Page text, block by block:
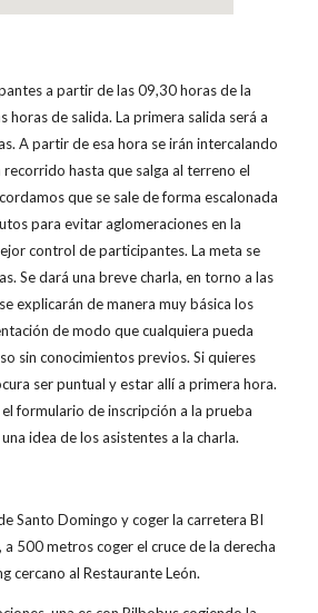
a partir de las 09,30 horas de la
horas de salida. La primera salida será a
A partir de esa hora se irán intercalando
hasta que salga al terreno el
que se sale de forma escalonada
para evitar aglomeraciones en la
control de participantes. La meta se
Se dará una breve charla, en torno a las
explicarán de manera muy básica los
de modo que cualquiera pueda
sin conocimientos previos. Si quieres
ser puntual y estar allí a primera hora.
formulario de inscripción a la prueba
idea de los asistentes a la charla.
Santo Domingo y coger la carretera BI
500 metros coger el cruce de la derecha
cercano al Restaurante León.